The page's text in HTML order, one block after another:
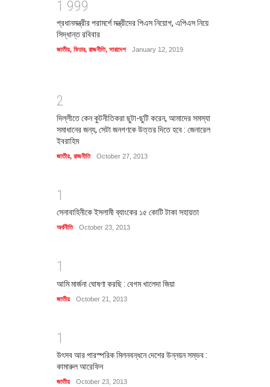
1 999
প্রধানমন্ত্রীর পরামর্শে মন্ত্রীদের পিএস নিয়োগ, এপিএস নিয়ে
সিদ্ধান্ত রবিবার
জাতীয়, ফিচার, রাজনীতি, সারাদেশ January 12, 2019
2
দিল্লীতে কেন কুটনীতিকরা ছুটা-ছুটি করেন, আমাদের সমস্যা
সমাধানের জন্য, সেটা জনগণকে উত্তর দিতে হবে : জেনারেল
ইবরাহিম
জাতীয়, রাজনীতি October 27, 2013
1
সেনাবাহিনীকে ইসলামী ব্যাংকের ১৫ কোটি টাকা সহায়তা
অর্থনীতি October 23, 2013
1
আমি মার্জনা ঘোষণা করছি : বেগম খালেদা জিয়া
জাতীয় October 21, 2013
1
উৎসব আর পারস্পরিক মিলনবন্ধনে দেশের উন্নয়ন সম্ভব :
কামারুল আরেফিন
জাতীয় October 23, 2013